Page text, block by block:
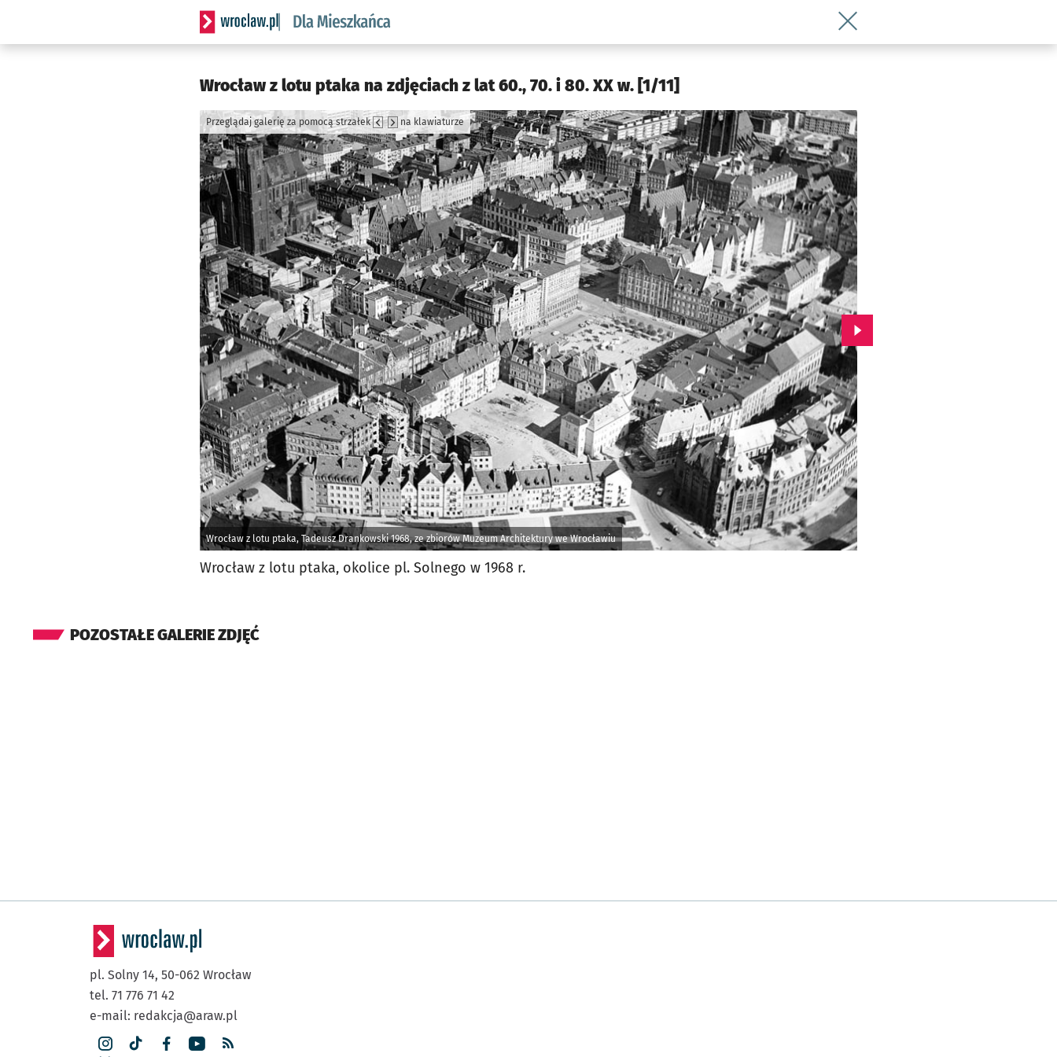
Serwis informacyjny wroclaw.pl podserwis: Dla mieszkańca
Wróć do artykułu Wrocław z lotu
Wrocław z lotu ptaka na zdjęciach z lat 60., 70. i 80. XX w. [1/11]
Wrocław z lotu ptaka, Tadeusz Drankowski 1968, ze zbiorów Muzeum Architektury we Wrocławiu
Przeglądaj galerię za pomocą strzałek na klawiaturze
Przejdź do kolejnego zdjęcia.
Wrocław z lotu ptaka, okolice pl. Solnego w 1968 r.
POZOSTAŁE GALERIE ZDJĘĆ
pl. Solny 14, 50-062 Wrocław
tel. 71 776 71 42
e-mail: redakcja@araw.pl